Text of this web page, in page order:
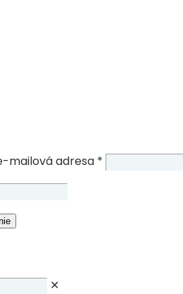
mailová adresa *
✕